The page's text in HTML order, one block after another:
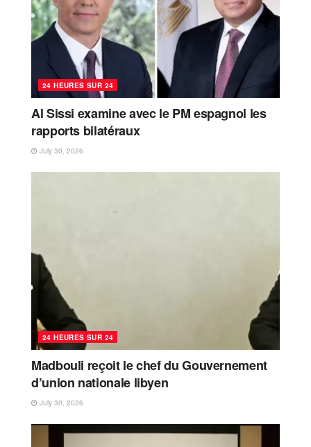
24 HEURES SUR 24
Al Sissi examine avec le PM espagnol les
rapports bilatéraux
July 30, 2026
24 HEURES SUR 24
Madbouli reçoit le chef du Gouvernement
d’union nationale libyen
July 30, 2026